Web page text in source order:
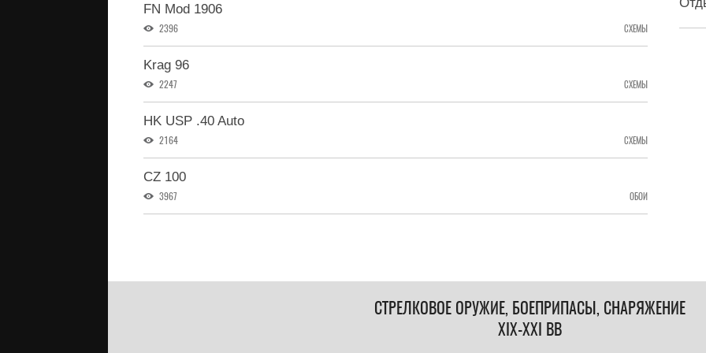
FN Mod 1906
2396 СХЕМЫ
Krag 96
2247 СХЕМЫ
HK USP .40 Auto
2164 СХЕМЫ
CZ 100
3967 ОБОИ
СТРЕЛКОВОЕ ОРУЖИЕ, БОЕПРИПАСЫ, СНАРЯЖЕНИЕ
XIX-XXI ВВ